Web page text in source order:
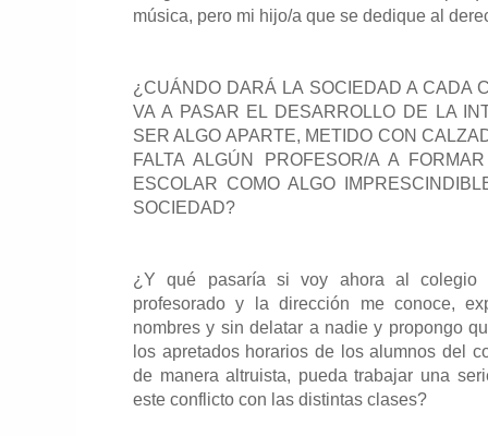
música, pero mi hijo/a que se dedique al
¿CUÁNDO DARÁ LA SOCIEDAD A CADA
VA A PASAR EL DESARROLLO DE LA
SER ALGO APARTE, METIDO CON
FALTA ALGÚN PROFESOR/A A
ESCOLAR COMO ALGO
SOCIEDAD?
¿Y qué pasaría si voy ahora al colegio
profesorado y la dirección me conoce,
nombres y sin delatar a nadie y propongo
los apretados horarios de los alumnos del
de manera altruista, pueda trabajar una
este conflicto con las distintas clases?